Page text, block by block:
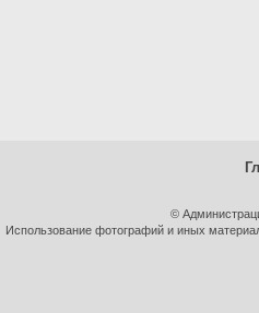
©
Использование фотографий и иных